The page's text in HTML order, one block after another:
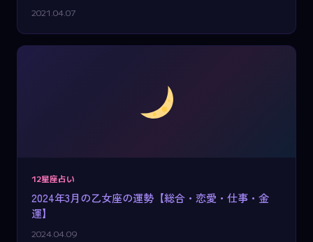
2021.04.07
12星座占い
2024年3月の乙女座の運勢【総合・恋愛・仕事・金
運】
2024.04.09